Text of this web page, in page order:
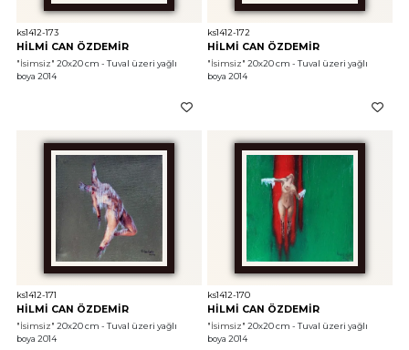
ks1412-173
HİLMİ CAN ÖZDEMİR
"İsimsiz" 20x20 cm - Tuval üzeri yağlı
boya 2014
ks1412-172
HİLMİ CAN ÖZDEMİR
"İsimsiz" 20x20 cm - Tuval üzeri yağlı
boya 2014
ks1412-171
HİLMİ CAN ÖZDEMİR
"İsimsiz" 20x20 cm - Tuval üzeri yağlı
boya 2014
ks1412-170
HİLMİ CAN ÖZDEMİR
"İsimsiz" 20x20 cm - Tuval üzeri yağlı
boya 2014